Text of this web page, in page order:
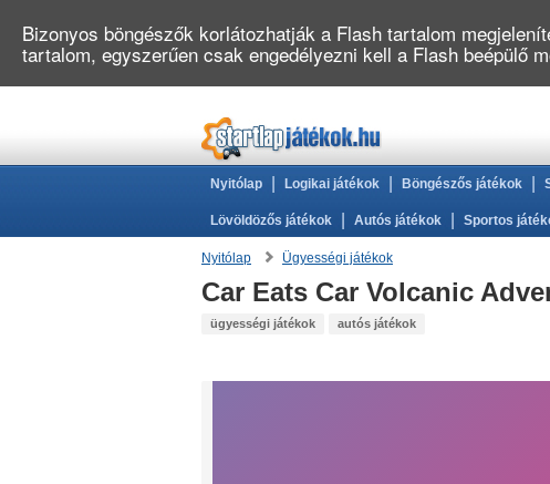
Nyitólap Logikai játékok Böngészős játékok
Lövöldözős játékok Autós játékok Sportos
Nyitólap Ügyességi játékok
Car Eats Car Volcanic
ügyességi játékok autós játékok
Bizonyos böngészők korlátozhatják a Flash tartalom
tartalom, egyszerűen csak engedélyezni kell a Flash beépülő